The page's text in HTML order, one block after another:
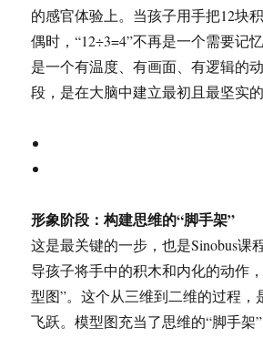
的感官体验上。当孩子用手把12块
偶时，“12÷3=4”不再是一个需要记
是一个有温度、有画面、有逻辑的
段，是在大脑中建立最初且最坚实的
形象阶段：构建思维的“脚手架”
这是最关键的一步，也是Sinobus课
导孩子将手中的积木和内化的动作
型图”。这个从三维到二维的过程，
飞跃。模型图充当了思维的“脚手架